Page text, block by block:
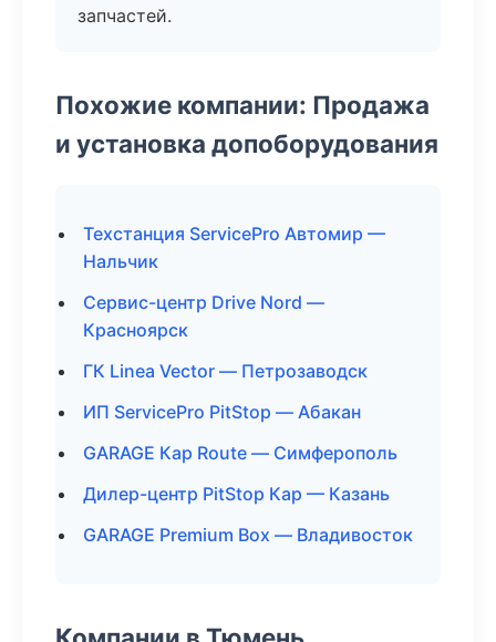
запчастей.
Похожие компании: Продажа
и установка допоборудования
Техстанция ServicePro Автомир —
Нальчик
Сервис-центр Drive Nord —
Красноярск
ГК Linea Vector — Петрозаводск
ИП ServicePro PitStop — Абакан
GARAGE Кар Route — Симферополь
Дилер-центр PitStop Кар — Казань
GARAGE Premium Box — Владивосток